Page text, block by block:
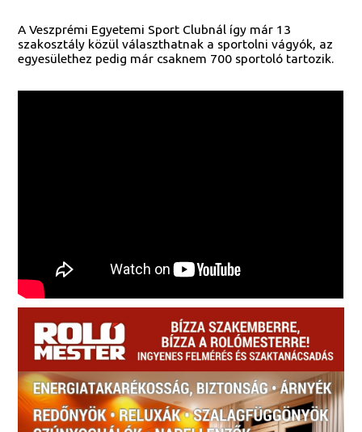
A Veszprémi Egyetemi Sport Clubnál így már 13
szakosztály közül választhatnak a sportolni vágyók, az
egyesülethez pedig már csaknem 700 sportoló tartozik.